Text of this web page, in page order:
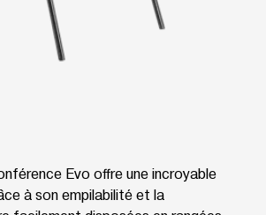
Evo offre une incroyable
à son empilabilité et la